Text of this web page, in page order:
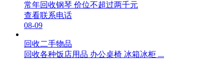
常年回收钢琴 价位不超过两千元
查看联系电话
08-09
回收二手物品
回收各种饭店用品 办公桌椅 冰箱冰柜 ...